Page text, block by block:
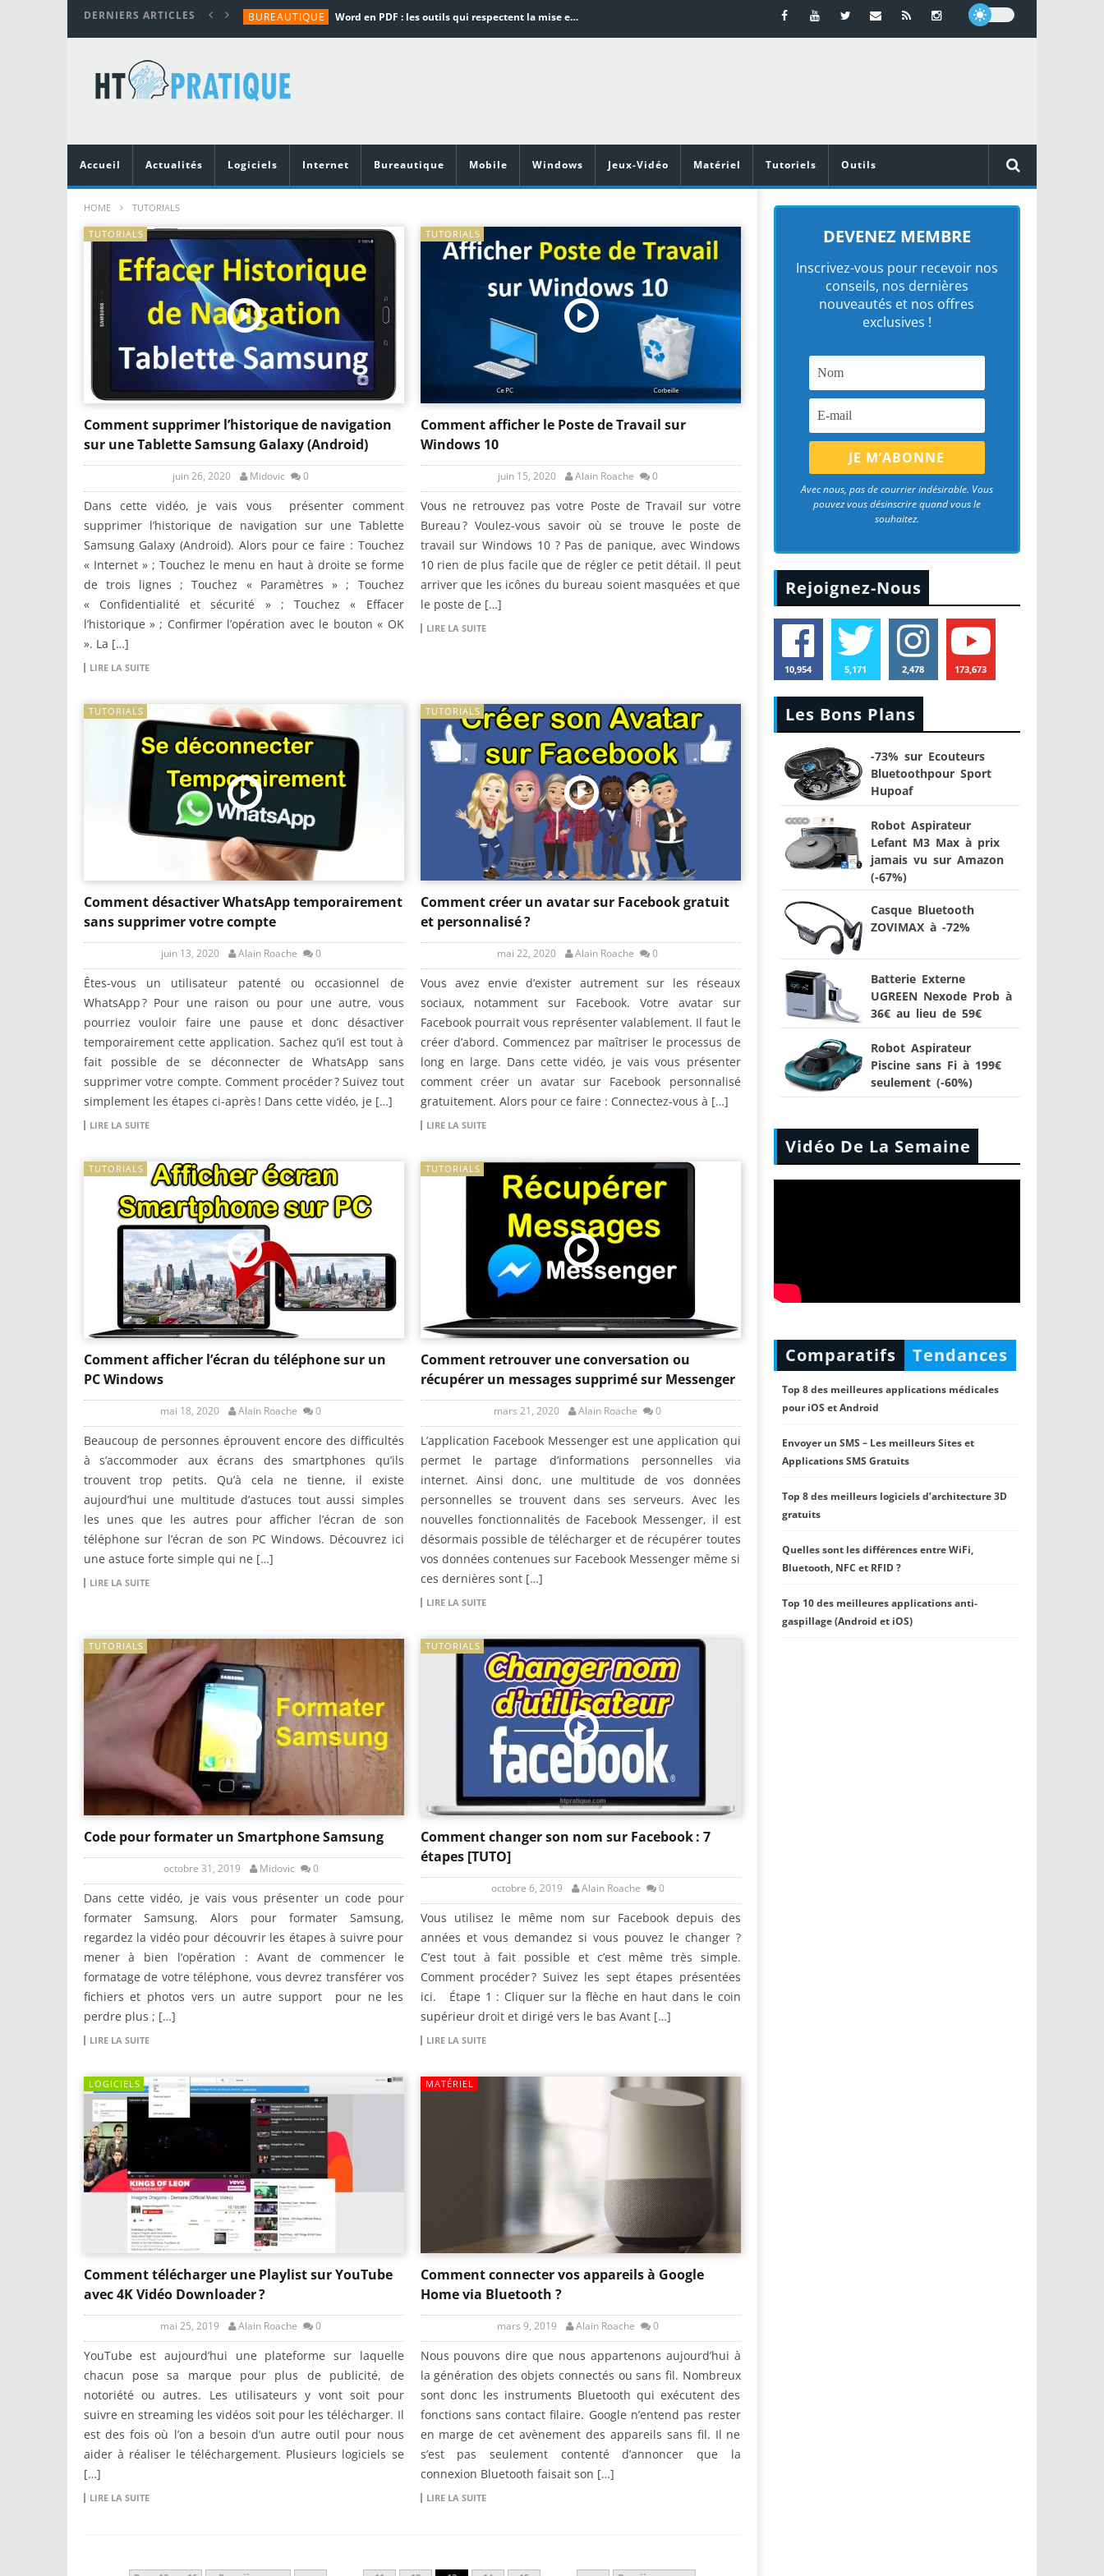
DERNIERS ARTICLES BUREAUTIQUE Word en PDF : les outils qui respectent la mise en page
TUTORIALS
MATÉRIEL
Vidéoprojecteurs Asus : Top 6 des meilleurs modèles de la marque
Accueil
Actualités Logiciels Internet Bureautique Mobile Windows Jeux-Vidéo Matériel Tutoriels Outils
HOME TUTORIALS
TUTORIALS
Comment supprimer l’historique de navigation
sur une Tablette Samsung Galaxy (Android)
juin 26, 2020 Midovic 0
Dans cette vidéo, je vais vous présenter comment
supprimer l’historique de navigation sur une Tablette
Samsung Galaxy (Android). Alors pour ce faire : Touchez
« Internet » ; Touchez le menu en haut à droite se forme
de trois lignes ; Touchez « Paramètres » ; Touchez
« Confidentialité et sécurité » ; Touchez « Effacer
l’historique » ; Confirmer l’opération avec le bouton « OK
». La […]
LIRE LA SUITE
TUTORIALS
Comment afficher le Poste de Travail sur
Windows 10
juin 15, 2020 Alain Roache 0
Vous ne retrouvez pas votre Poste de Travail sur votre
Bureau ? Voulez-vous savoir où se trouve le poste de
travail sur Windows 10 ? Pas de panique, avec Windows
10 rien de plus facile que de régler ce petit détail. Il peut
arriver que les icônes du bureau soient masquées et que
le poste de […]
LIRE LA SUITE
TUTORIALS
Comment désactiver WhatsApp temporairement
sans supprimer votre compte
juin 13, 2020 Alain Roache 0
Êtes-vous un utilisateur patenté ou occasionnel de
WhatsApp ? Pour une raison ou pour une autre, vous
pourriez vouloir faire une pause et donc désactiver
temporairement cette application. Sachez qu’il est tout à
fait possible de se déconnecter de WhatsApp sans
supprimer votre compte. Comment procéder ? Suivez tout
simplement les étapes ci-après ! Dans cette vidéo, je […]
LIRE LA SUITE
TUTORIALS
Comment créer un avatar sur Facebook gratuit
et personnalisé ?
mai 22, 2020 Alain Roache 0
Vous avez envie d’exister autrement sur les réseaux
sociaux, notamment sur Facebook. Votre avatar sur
Facebook pourrait vous représenter valablement. Il faut le
créer d’abord. Commencez par maîtriser le processus de
long en large. Dans cette vidéo, je vais vous présenter
comment créer un avatar sur Facebook personnalisé
gratuitement. Alors pour ce faire : Connectez-vous à […]
LIRE LA SUITE
TUTORIALS
Comment afficher l’écran du téléphone sur un
PC Windows
mai 18, 2020 Alain Roache 0
Beaucoup de personnes éprouvent encore des difficultés
à s’accommoder aux écrans des smartphones qu’ils
trouvent trop petits. Qu’à cela ne tienne, il existe
aujourd’hui une multitude d’astuces tout aussi simples
les unes que les autres pour afficher l’écran de son
téléphone sur l’écran de son PC Windows. Découvrez ici
une astuce forte simple qui ne […]
LIRE LA SUITE
TUTORIALS
Comment retrouver une conversation ou
récupérer un messages supprimé sur Messenger
mars 21, 2020 Alain Roache 0
L’application Facebook Messenger est une application qui
permet le partage d’informations personnelles via
internet. Ainsi donc, une multitude de vos données
personnelles se trouvent dans ses serveurs. Avec les
nouvelles fonctionnalités de Facebook Messenger, il est
désormais possible de télécharger et de récupérer toutes
vos données contenues sur Facebook Messenger même si
ces dernières sont […]
LIRE LA SUITE
TUTORIALS
Code pour formater un Smartphone Samsung
octobre 31, 2019 Midovic 0
Dans cette vidéo, je vais vous présenter un code pour
formater Samsung. Alors pour formater Samsung,
regardez la vidéo pour découvrir les étapes à suivre pour
mener à bien l’opération : Avant de commencer le
formatage de votre téléphone, vous devrez transférer vos
fichiers et photos vers un autre support pour ne les
perdre plus ; […]
LIRE LA SUITE
TUTORIALS
Comment changer son nom sur Facebook : 7
étapes [TUTO]
octobre 6, 2019 Alain Roache 0
Vous utilisez le même nom sur Facebook depuis des
années et vous demandez si vous pouvez le changer ?
C’est tout à fait possible et c’est même très simple.
Comment procéder ? Suivez les sept étapes présentées
ici. Étape 1 : Cliquer sur la flèche en haut dans le coin
supérieur droit et dirigé vers le bas Avant […]
LIRE LA SUITE
LOGICIELS
Comment télécharger une Playlist sur YouTube
avec 4K Vidéo Downloader ?
mai 25, 2019 Alain Roache 0
YouTube est aujourd’hui une plateforme sur laquelle
chacun pose sa marque pour plus de publicité, de
notoriété ou autres. Les utilisateurs y vont soit pour
suivre en streaming les vidéos soit pour les télécharger. Il
est des fois où l’on a besoin d’un autre outil pour nous
aider à réaliser le téléchargement. Plusieurs logiciels se
[…]
LIRE LA SUITE
MATÉRIEL
Comment connecter vos appareils à Google
Home via Bluetooth ?
mars 9, 2019 Alain Roache 0
Nous pouvons dire que nous appartenons aujourd’hui à
la génération des objets connectés ou sans fil. Nombreux
sont donc les instruments Bluetooth qui exécutent des
fonctions sans contact filaire. Google n’entend pas rester
en marge de cet avènement des appareils sans fil. Il ne
s’est pas seulement contenté d’annoncer que la
connexion Bluetooth faisait son […]
LIRE LA SUITE
DEVENEZ MEMBRE
Inscrivez-vous pour recevoir nos
conseils, nos dernières
nouveautés et nos offres
exclusives !
Avec nous, pas de courrier indésirable. Vous
pouvez vous désinscrire quand vous le
souhaitez.
Rejoignez-Nous
10,954 5,171 2,478 173,673
Les Bons Plans
-73% sur Ecouteurs
Bluetoothpour Sport
Hupoaf
Robot Aspirateur
Lefant M3 Max à prix
jamais vu sur Amazon
(-67%)
Casque Bluetooth
ZOVIMAX à -72%
Batterie Externe
UGREEN Nexode Prob à
36€ au lieu de 59€
Robot Aspirateur
Piscine sans Fi à 199€
seulement (-60%)
Vidéo De La Semaine
Comparatifs Tendances
Top 8 des meilleures applications médicales
pour iOS et Android
Envoyer un SMS – Les meilleurs Sites et
Applications SMS Gratuits
Top 8 des meilleurs logiciels d’architecture 3D
gratuits
Quelles sont les différences entre WiFi,
Bluetooth, NFC et RFID ?
Top 10 des meilleures applications anti-
gaspillage (Android et iOS)